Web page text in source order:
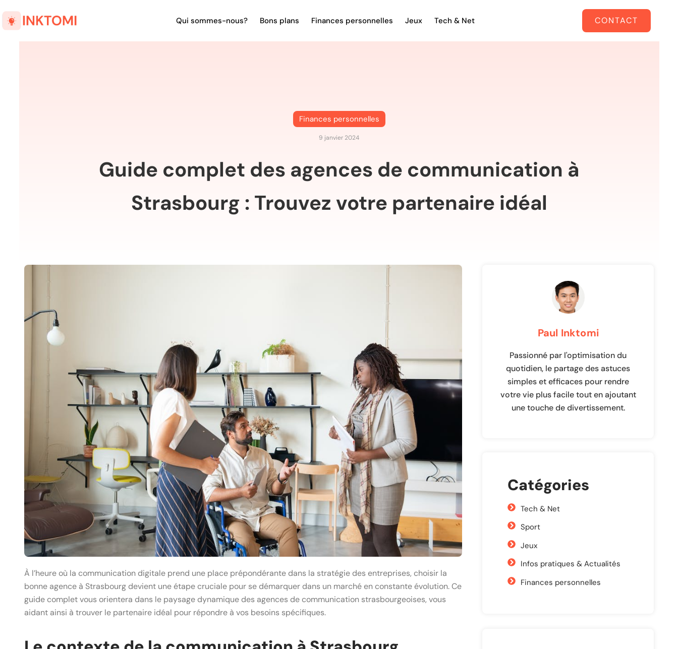
Qui sommes-nous? Bons plans Finances personnelles Jeux Tech & Net CONTACT
Finances personnelles
9 janvier 2024
Guide complet des agences de communication à
Strasbourg : Trouvez votre partenaire idéal
À l’heure où la communication digitale prend une place prépondérante dans la stratégie des entreprises, choisir la
bonne agence à Strasbourg devient une étape cruciale pour se démarquer dans un marché en constante évolution. Ce
guide complet vous orientera dans le paysage dynamique des agences de communication strasbourgeoises, vous
aidant ainsi à trouver le partenaire idéal pour répondre à vos besoins spécifiques.
Paul Inktomi
Passionné par l'optimisation du
quotidien, le partage des astuces
simples et efficaces pour rendre
votre vie plus facile tout en ajoutant
une touche de divertissement.
Catégories
Tech & Net
Sport
Jeux
Infos pratiques & Actualités
Finances personnelles